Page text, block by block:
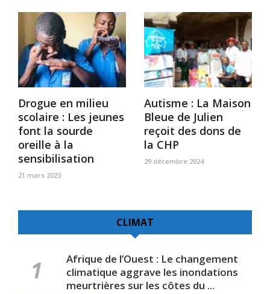
Drogue en milieu
scolaire : Les jeunes
font la sourde
oreille à la
sensibilisation
21 mars 2023
Autisme : La Maison
Bleue de Julien
reçoit des dons de
la CHP
29 décembre 2024
CLIMAT
Afrique de l’Ouest : Le changement
climatique aggrave les inondations
meurtrières sur les côtes du ...